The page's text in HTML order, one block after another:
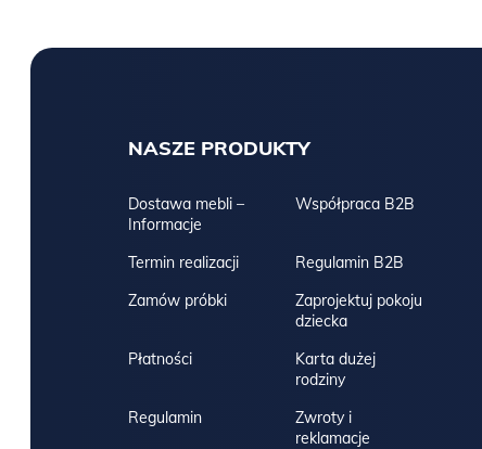
NASZE PRODUKTY
Dostawa mebli –
Informacje
Termin realizacji
Zamów próbki
Płatności
Regulamin
Współpraca B2B
Regulamin B2B
Zaprojektuj pokoju
dziecka
Karta dużej
rodziny
Zwroty i
reklamacje